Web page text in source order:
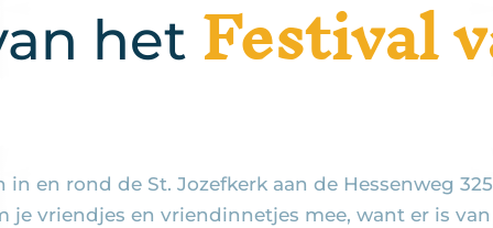
het Festival
en rond de St. Jozefkerk aan de Hessenweg
je vriendjes en vriendinnetjes mee, want er is